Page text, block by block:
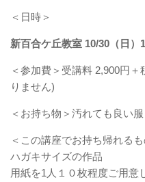
＜日時＞
新百合ケ丘教室 10/30（日）
＜参加費＞受講料 2,900円
りません)
＜お持ち物＞汚れても良い服
＜この講座でお持ち帰れるも
ハガキサイズの作品
用紙を1人１０枚程度ご用意